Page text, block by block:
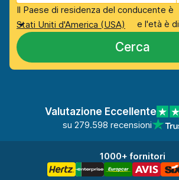
Il Paese di residenza del conducente è
Stati Uniti d'America (USA)
e l'età è di
Cerca
Valutazione Eccellente
su 279.598 recensioni
1000+ fornitori